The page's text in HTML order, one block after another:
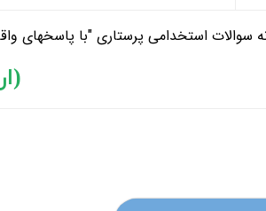
سوالات استخدامی پرستاری "با پاسخهای
رایگان برای